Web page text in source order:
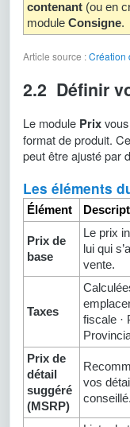
contenant (ou en
module Consigne.
Article source :Création
2.2 Définir
Le module Prix
format de produit.
peut être ajusté par
Les éléments
Élément
Prix de
base
Le prix
lui qui
vente.
Taxes
fiscale ·
Prix de
détail
suggéré
(MSRP)
vos
conseillé.